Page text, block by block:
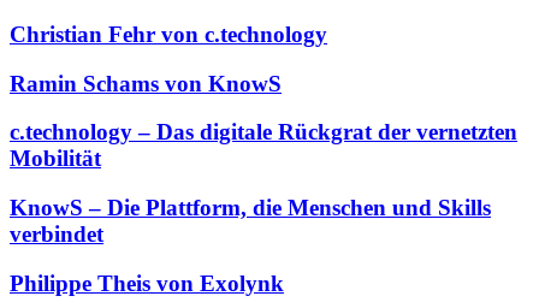
Christian Fehr von c.technology
Ramin Schams von KnowS
c.technology – Das digitale Rückgrat der vernetzten
Mobilität
KnowS – Die Plattform, die Menschen und Skills
verbindet
Philippe Theis von Exolynk